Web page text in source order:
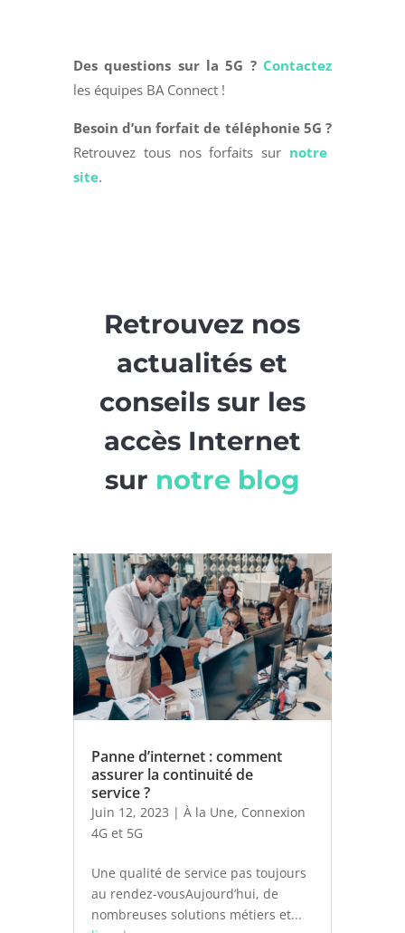
Des questions sur la 5G ? Contactez
les équipes BA Connect !
Besoin d’un forfait de téléphonie 5G ?
Retrouvez tous nos forfaits sur notre
site.
Retrouvez nos
actualités et
conseils sur les
accès Internet
sur notre blog
Panne d’internet : comment
assurer la continuité de
service ?
Juin 12, 2023 | À la Une, Connexion
4G et 5G
Une qualité de service pas toujours
au rendez-vousAujourd’hui, de
nombreuses solutions métiers et...